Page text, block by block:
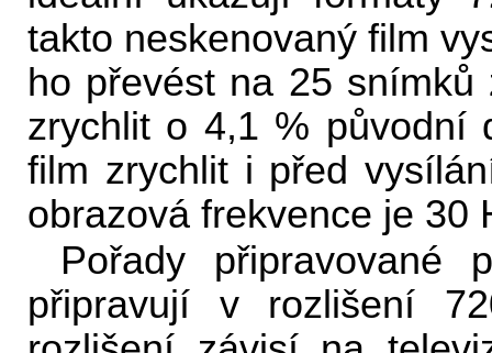
takto neskenovaný film
ho převést na 25
zrychlit o 4,1 % původní
film zrychlit i před
obrazová frekvence je 30
Pořady
připravují v rozlišení